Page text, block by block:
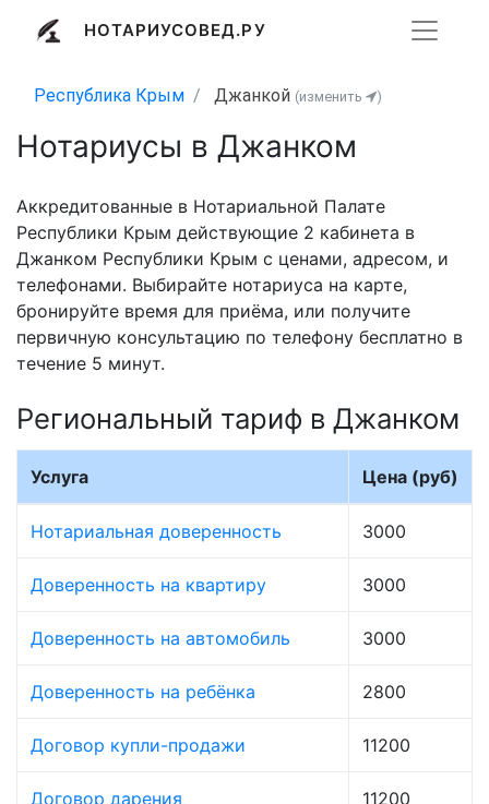
НОТАРИУСОВЕД.РУ
Республика Крым Джанкой (изменить )
Нотариусы в Джанком
Аккредитованные в Нотариальной Палате
Республики Крым действующие 2 кабинета в
Джанком Республики Крым с ценами, адресом, и
телефонами. Выбирайте нотариуса на карте,
бронируйте время для приёма, или получите
первичную консультацию по телефону бесплатно в
течение 5 минут.
Региональный тариф в Джанком
Услуга Цена (руб)
Нотариальная доверенность 3000
Доверенность на квартиру 3000
Доверенность на автомобиль 3000
Доверенность на ребёнка 2800
Договор купли-продажи 11200
Договор дарения 11200